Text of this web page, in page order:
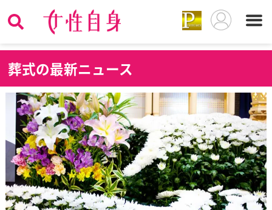
葬式の最新ニュース